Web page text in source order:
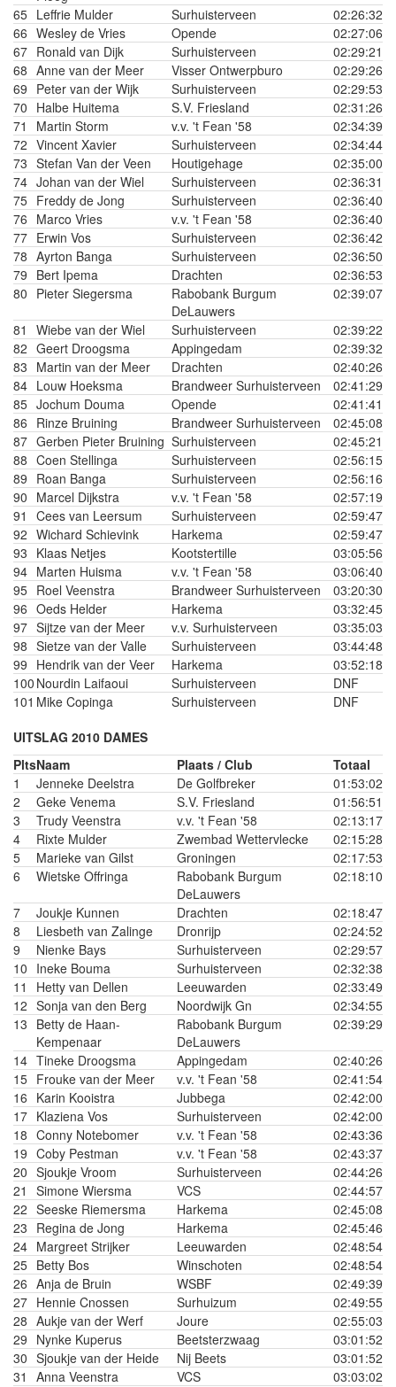
65 Leffrie Mulder Surhuisterveen
02:26:32
66 Wesley de Vries Opende
02:27:06
67 Ronald van Dijk Surhuisterveen
02:29:21
68 Anne van der Meer Visser Ontwerpburo
02:29:26
69 Peter van der Wijk Surhuisterveen
02:29:53
70 Halbe Huitema S.V. Friesland
02:31:26
71
Martin Storm v.v. 't Fean '58
02:34:39
72 Vincent Xavier Surhuisterveen
02:34:44
73 Stefan Van der Veen Houtigehage
02:35:00
74 Johan van der Wiel Surhuisterveen
02:36:31
75 Freddy de Jong Surhuisterveen
02:36:40
76 Marco Vries v.v. 't Fean '58
02:36:40
77 Erwin Vos Surhuisterveen
02:36:42
78 Ayrton Banga Surhuisterveen
02:36:50
79 Bert Ipema Drachten
02:36:53
80 Pieter Siegersma
Rabobank Burgum
DeLauwers
02:39:07
81 Wiebe van der Wiel Surhuisterveen
02:39:22
82 Geert Droogsma Appingedam
02:39:32
83 Martin van der Meer Drachten
02:40:26
84 Louw Hoeksma Brandweer Surhuisterveen
02:41:29
85 Jochum Douma Opende
02:41:41
86 Rinze Bruining Brandweer Surhuisterveen
02:45:08
87 Gerben Pieter Bruining Surhuisterveen
02:45:21
88 Coen Stellinga Surhuisterveen
02:56:15
89 Roan Banga Surhuisterveen
02:56:16
90 Marcel Dijkstra v.v. 't Fean '58
02:57:19
91
Cees van Leersum Surhuisterveen
02:59:47
92 Wichard Schievink Harkema
02:59:47
93 Klaas Netjes Kootstertille
03:05:56
94 Marten Huisma v.v. 't Fean '58
03:06:40
95 Roel Veenstra Brandweer Surhuisterveen
03:20:30
96 Oeds Helder Harkema
03:32:45
97 Sijtze van der Meer v.v. Surhuisterveen
03:35:03
98 Sietze van der Valle Surhuisterveen
03:44:48
99 Hendrik van der Veer Harkema
03:52:18
100 Nourdin Laifaoui Surhuisterveen
DNF
101 Mike Copinga Surhuisterveen
DNF
UITSLAG 2010 DAMES
PltsNaam Plaats / Club
Totaal
1
Jenneke Deelstra De Golfbreker
01:53:02
2
Geke Venema S.V. Friesland
01:56:51
3
Trudy Veenstra v.v. 't Fean '58
02:13:17
4
Rixte Mulder Zwembad Wettervlecke
02:15:28
5
Marieke van Gilst Groningen
02:17:53
6
Wietske Offringa
Rabobank Burgum
DeLauwers
02:18:10
7 Joukje Kunnen Drachten
02:18:47
8
Liesbeth van Zalinge Dronrijp
02:24:52
9
Nienke Bays Surhuisterveen
02:29:57
10 Ineke Bouma Surhuisterveen
02:32:38
11
Hetty van Dellen Leeuwarden
02:33:49
12 Sonja van den Berg Noordwijk Gn
02:34:55
13 Betty de Haan-
Kempenaar
Rabobank Burgum
DeLauwers
02:39:29
14 Tineke Droogsma Appingedam
02:40:26
15 Frouke van der Meer v.v. 't Fean '58
02:41:54
16 Karin Kooistra Jubbega
02:42:00
17 Klaziena Vos Surhuisterveen
02:42:00
18 Conny Notebomer v.v. 't Fean '58
02:43:36
19 Coby Pestman v.v. 't Fean '58
02:43:37
20 Sjoukje Vroom Surhuisterveen
02:44:26
21
Simone Wiersma VCS
02:44:57
22 Seeske Riemersma Harkema
02:45:08
23 Regina de Jong Harkema
02:45:46
24 Margreet Strijker Leeuwarden
02:48:54
25 Betty Bos Winschoten
02:48:54
26 Anja de Bruin WSBF
02:49:39
27 Hennie Cnossen Surhuizum
02:49:55
28 Aukje van der Werf Joure
02:55:03
29 Nynke Kuperus Beetsterzwaag
03:01:52
30 Sjoukje van der Heide Nij Beets
03:01:52
31
Anna Veenstra VCS
03:03:02